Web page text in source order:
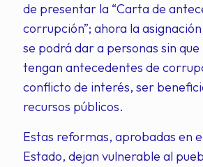
de presentar la “Carta de
corrupción”; ahora la
se podrá dar a personas sin
tengan antecedentes de
conflicto de interés, ser
recursos públicos.
Estas reformas, aprobadas en
Estado, dejan vulnerable al